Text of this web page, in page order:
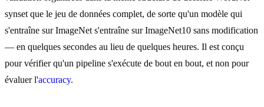
synset que le jeu de données complet, de sorte qu'un modèle qui
s'entraîne sur ImageNet s'entraîne sur ImageNet10 sans modification
— en quelques secondes au lieu de quelques heures. Il est conçu
pour vérifier qu'un pipeline s'exécute de bout en bout, et non pour
évaluer l'accuracy.